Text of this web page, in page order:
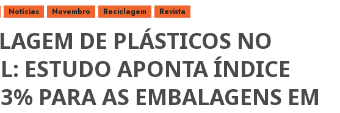
Notícias Novembro Reciclagem Revista
DE PLÁSTICOS NO
ESTUDO APONTA ÍNDICE
PARA AS EMBALAGENS EM